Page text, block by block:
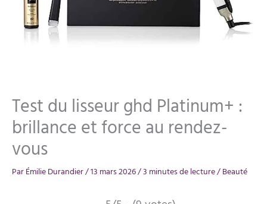
Test du lisseur ghd Platinum+ :
brillance et force au rendez-
vous
ParÉmilie Durandier/13 mars 2026/3 minutes de lecture/Beauté